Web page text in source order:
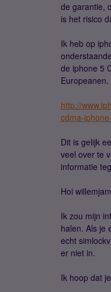
de garantie,
is het risico
Ik heb op
de iphone 5
Europeanen.
http://
cdma-
Dit is gelijk
veel over te
informatie
Hoi
Ik zou mijn
halen. Als je
echt
er niet in.
Ik hoop dat